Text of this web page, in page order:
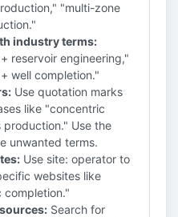
"multi-zone
industry terms:
reservoir engineering,"
well completion."
Use quotation marks
like "concentric
Use the
unwanted terms.
Use site: operator to
websites like
completion."
Search for